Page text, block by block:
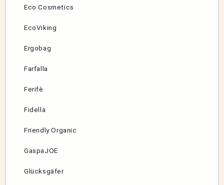
Eco Cosmetics
EcoViking
Ergobag
Farfalla
Ferifè
Fidella
Friendly Organic
GaspaJOE
Glücksgäfer